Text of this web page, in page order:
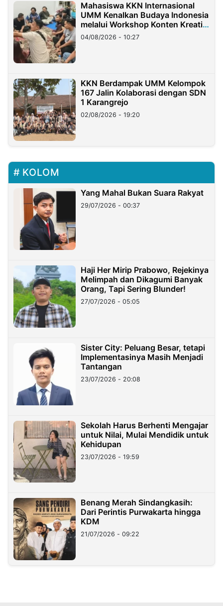
Mahasiswa KKN Internasional
UMM Kenalkan Budaya Indonesia
melalui Workshop Konten Kreatif
di Taiwan
04/08/2026 - 10:27
KKN Berdampak UMM Kelompok
167 Jalin Kolaborasi dengan SDN
1 Karangrejo
02/08/2026 - 19:20
KOLOM
Yang Mahal Bukan Suara Rakyat
29/07/2026 - 00:37
Haji Her Mirip Prabowo, Rejekinya
Melimpah dan Dikagumi Banyak
Orang, Tapi Sering Blunder!
27/07/2026 - 05:05
Sister City: Peluang Besar, tetapi
Implementasinya Masih Menjadi
Tantangan
23/07/2026 - 20:08
Sekolah Harus Berhenti Mengajar
untuk Nilai, Mulai Mendidik untuk
Kehidupan
23/07/2026 - 19:59
Benang Merah Sindangkasih:
Dari Perintis Purwakarta hingga
KDM
21/07/2026 - 09:22